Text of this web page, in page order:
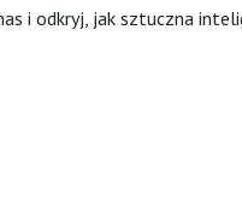
i odkryj, jak sztuczna